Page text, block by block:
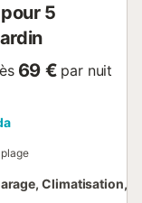
5
69 € par nuit
Climatisation,